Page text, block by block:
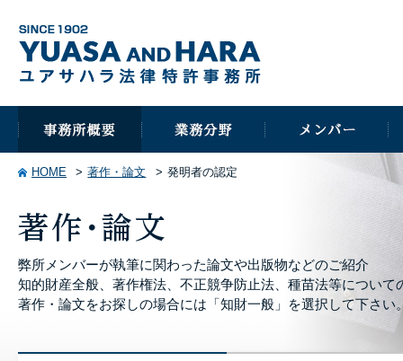
HOME 著作・論文 発明者の認定
弊所メンバーが執筆に関わった論文や出版物などのご紹介
知的財産全般、著作権法、不正競争防止法、種苗法等について
著作・論文をお探しの場合には「知財一般」を選択して下さい